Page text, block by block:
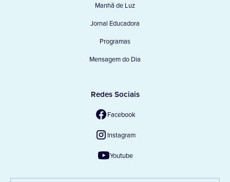
Manhã de Luz
Jornal Educadora
Programas
Mensagem do Dia
Redes Sociais
Facebook
Instagram
Youtube